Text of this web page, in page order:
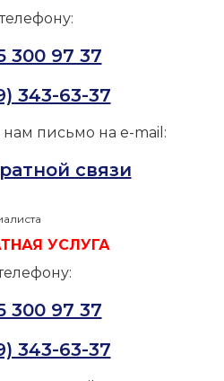
300 97 37
343-63-37
нам письмо на e-mail:
связи
УСЛУГА
300 97 37
343-63-37